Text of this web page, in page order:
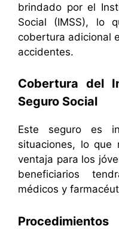
brindado por el
Social (IMSS), lo
cobertura adicional
accidentes.
Cobertura del
Seguro Social
Este seguro es
situaciones, lo que
ventaja para los
beneficiarios
médicos y